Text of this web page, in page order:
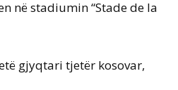
në stadiumin “Stade de la
gjyqtari tjetër kosovar,